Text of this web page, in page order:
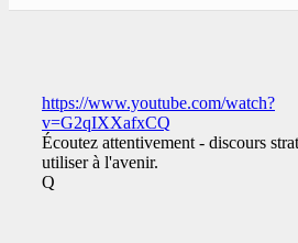
https://www.youtube.com/watch?
v=G2qIXXafxCQ
Écoutez attentivement - discours
utiliser à l'avenir.
Q